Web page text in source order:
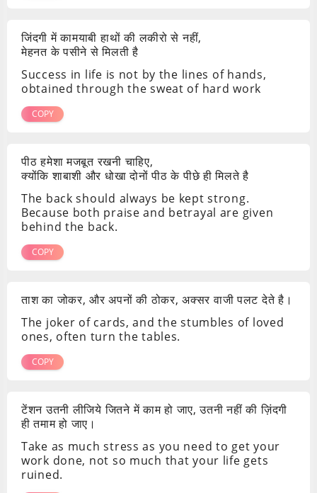
जिंदगी में कामयाबी हाथों की लकीरो से नहीं,
मेहनत के पसीने से मिलती है
Success in life is not by the lines of hands,
obtained through the sweat of hard work
COPY
पीठ हमेशा मजबूत रखनी चाहिए,
क्योंकि शाबाशी और धोखा दोनों पीठ के पीछे ही मिलते है
The back should always be kept strong.
Because both praise and betrayal are given
behind the back.
COPY
ताश का जोकर, और अपनों की ठोकर, अक्सर वाजी पलट देते है।
The joker of cards, and the stumbles of loved
ones, often turn the tables.
COPY
टेंशन उतनी लीजिये जितने में काम हो जाए, उतनी नहीं की ज़िंदगी
ही तमाम हो जाए।
Take as much stress as you need to get your
work done, not so much that your life gets
ruined.